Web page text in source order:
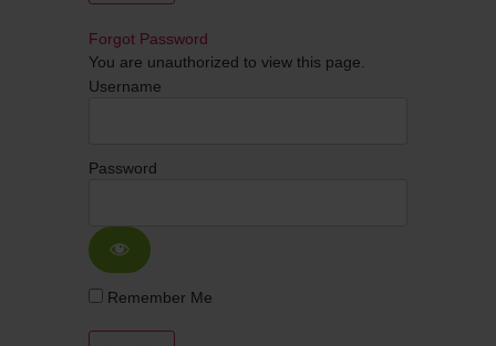
Forgot Password
You are unauthorized to view this page.
Username
Password
Remember Me